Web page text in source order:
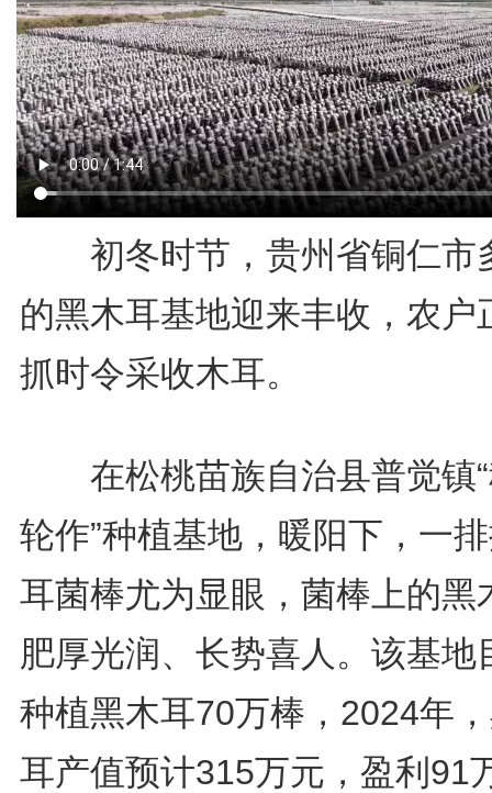
初冬时节，贵州省铜仁市
的黑木耳基地迎来丰收，农户
抓时令采收木耳。
在松桃苗族自治县普觉镇“
轮作”种植基地，暖阳下，一
耳菌棒尤为显眼，菌棒上的黑
肥厚光润、长势喜人。该基地
种植黑木耳70万棒，2024年
耳产值预计315万元，盈利91